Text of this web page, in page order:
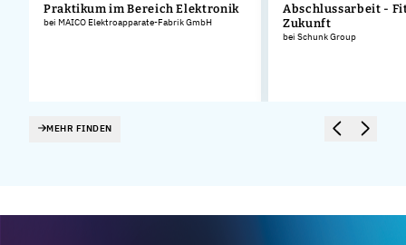
Praktikum im Bereich Elektronik
bei MAICO Elektroapparate-Fabrik GmbH
Abschlussarbeit -
Zukunft
bei Schunk Group
MEHR FINDEN